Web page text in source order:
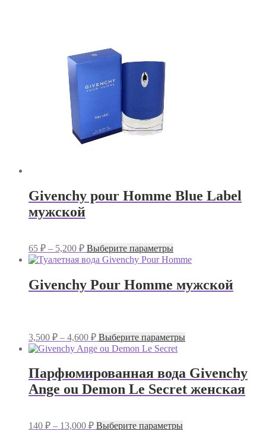
Givenchy pour Homme Blue Label
мужской
65 ₽ – 5,200 ₽Диапазон
цен:
5,200 ₽
Выберите параметрыЭтот
товар
имеет
вариаций.
странице
товара.
Givenchy Pour Homme мужской
3,500 ₽ – 4,600 ₽Диапазон
цен:
–
4,600 ₽
Выберите параметрыЭтот
несколько
вариаций.
Опции
можно
Парфюмированная вода Givenchy
Ange ou Demon Le Secret женская
140 ₽ – 13,000 ₽Диапазон
Выберите параметрыЭтот